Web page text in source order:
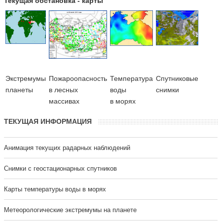
Экстремумы
планеты
Пожароопасность
в лесных
массивах
Температура
воды
в морях
Cпутниковые
снимки
ТЕКУЩАЯ ИНФОРМАЦИЯ
Анимация текущих радарных наблюдений
Cнимки с геостационарных спутников
Карты температуры воды в морях
Метеорологические экстремумы на планете